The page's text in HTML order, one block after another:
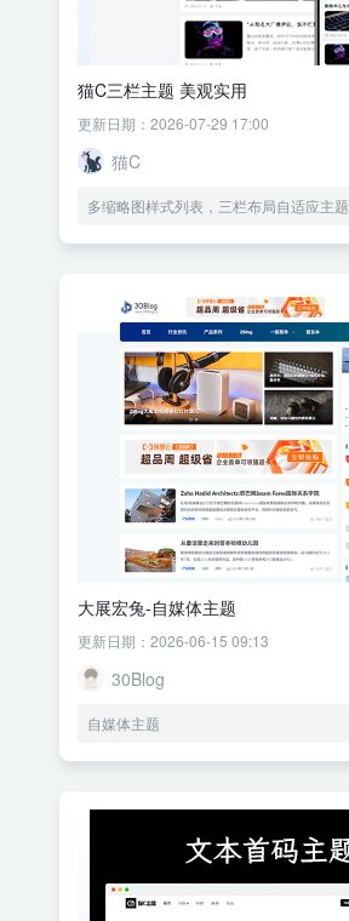
猫C三栏主题 美观实用
更新日期：2026-07-29 17:00
猫C
多缩略图样式列表，三栏布局自适应主题
大展宏兔-自媒体主题
更新日期：2026-06-15 09:13
30Blog
自媒体主题